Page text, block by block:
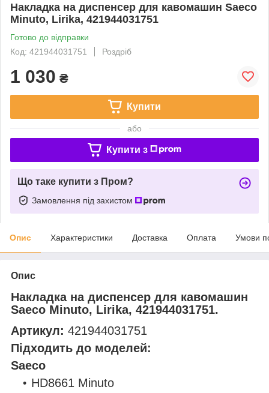
Накладка на диспенсер для кавомашин Saeco
Minuto, Lirika, 421944031751
Готово до відправки
Код: 421944031751
Роздріб
1 030 ₴
Купити
або
Купити з
Що таке купити з Пром?
Замовлення під захистом
Опис Характеристики Доставка Оплата Умови
Опис
Накладка на диспенсер для кавомашин
Saeco Minuto, Lirika, 421944031751.
Артикул: 421944031751
Підходить до моделей:
Saeco
HD8661 Minuto